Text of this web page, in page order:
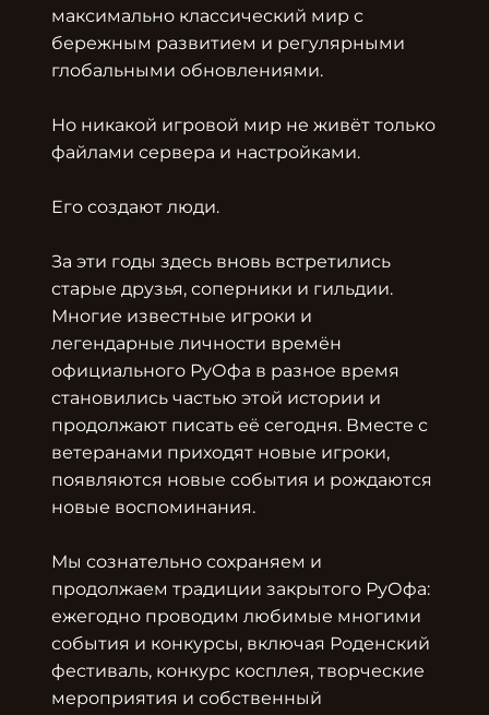
максимально классический мир с
бережным развитием и регулярными
глобальными обновлениями.
Но никакой игровой мир не живёт только
файлами сервера и настройками.
Его создают люди.
За эти годы здесь вновь встретились
старые друзья, соперники и гильдии.
Многие известные игроки и
легендарные личности времён
официального РуОфа в разное время
становились частью этой истории и
продолжают писать её сегодня. Вместе с
ветеранами приходят новые игроки,
появляются новые события и рождаются
новые воспоминания.
Мы сознательно сохраняем и
продолжаем традиции закрытого РуОфа:
ежегодно проводим любимые многими
события и конкурсы, включая Роденский
фестиваль, конкурс косплея, творческие
мероприятия и собственный